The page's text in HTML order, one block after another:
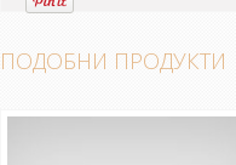
ПОДОБНИ ПРОДУКТИ